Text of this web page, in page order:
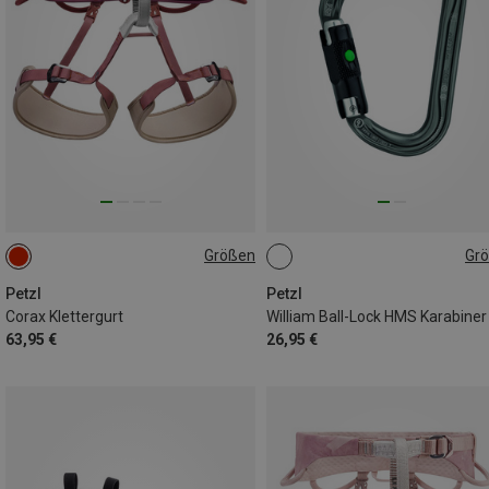
Größen
Petzl
Corax Klettergurt
63,95 €
2 | 76-107CM
Petzl
William Ball-Lock HMS Karabiner
26,95 €
BALL-LOCK